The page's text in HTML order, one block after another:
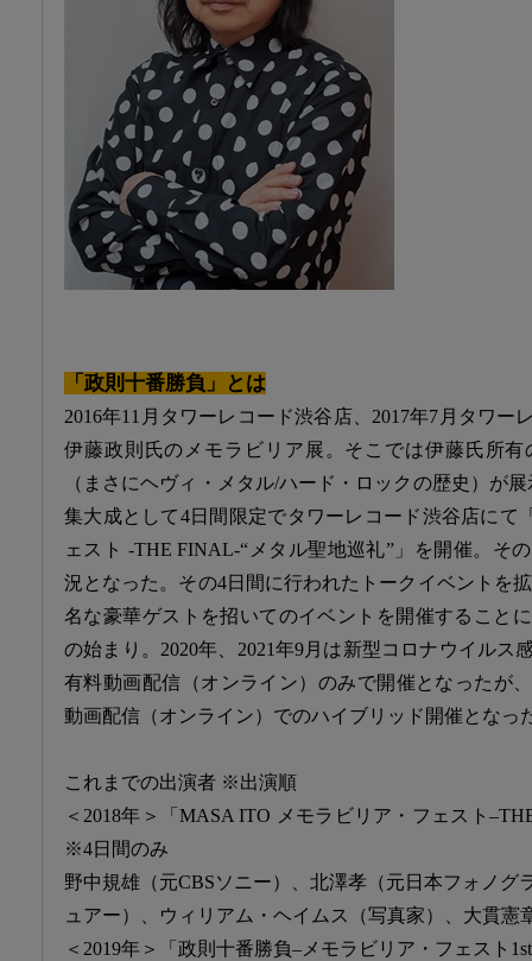
「政則十番勝負」とは
2016年11月タワーレコード渋谷店、2017年7月タワー
伊藤政則氏のメモラビリア展。そこでは伊藤氏所
（まさにヘヴィ・メタル/ハード・ロックの歴史）が
集大成として4日間限定でタワーレコード渋谷店にて
ェスト -THE FINAL-“メタル聖地巡礼”」を開催。そ
況となった。その4日間に行われたトークイベントを
名な豪華ゲストを招いてのイベントを開催すること
の始まり。2020年、2021年9月は新型コロナウイルス
有料動画配信（オンライン）のみで開催となったが
動画配信（オンライン）でのハイブリッド開催となっ
これまでの出演者 ※出演順
＜2018年＞「MASA ITO メモラビリア・フェスト
※4日間のみ
野中規雄（元CBSソニー）、北澤孝（元日本フォノグ
ュアー）、ウィリアム・ヘイムス（写真家）、大貫憲
＜2019年＞「政則十番勝負–メモラビリア・フェスト